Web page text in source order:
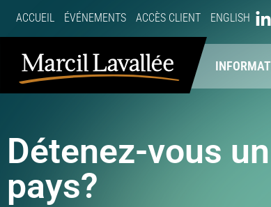
ACCUEIL ÉVÉNEMENTS ACCÈS CLIENT ENGLISH
À PROPOS NOS SERVICES
Détenez-vous
pays?